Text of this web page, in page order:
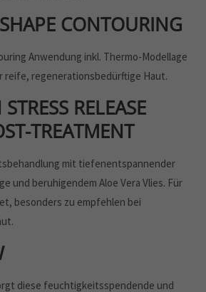
CONTOURING
Anwendung inkl. Thermo-Modellage
reife, regenerationsbedürftige Haut.
RELEASE
TREATMENT
mit tiefenentspannender
und beruhigendem Aloe Vera Vlies. Für
besonders zu empfehlen bei
diese feuchtigkeitsspendende und